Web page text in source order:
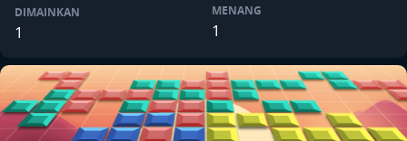
DIMAINKAN
1
MENANG
1